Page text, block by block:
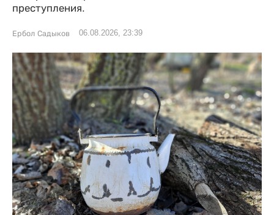
преступления.
Ербол Садыков 06.08.2026, 23:39